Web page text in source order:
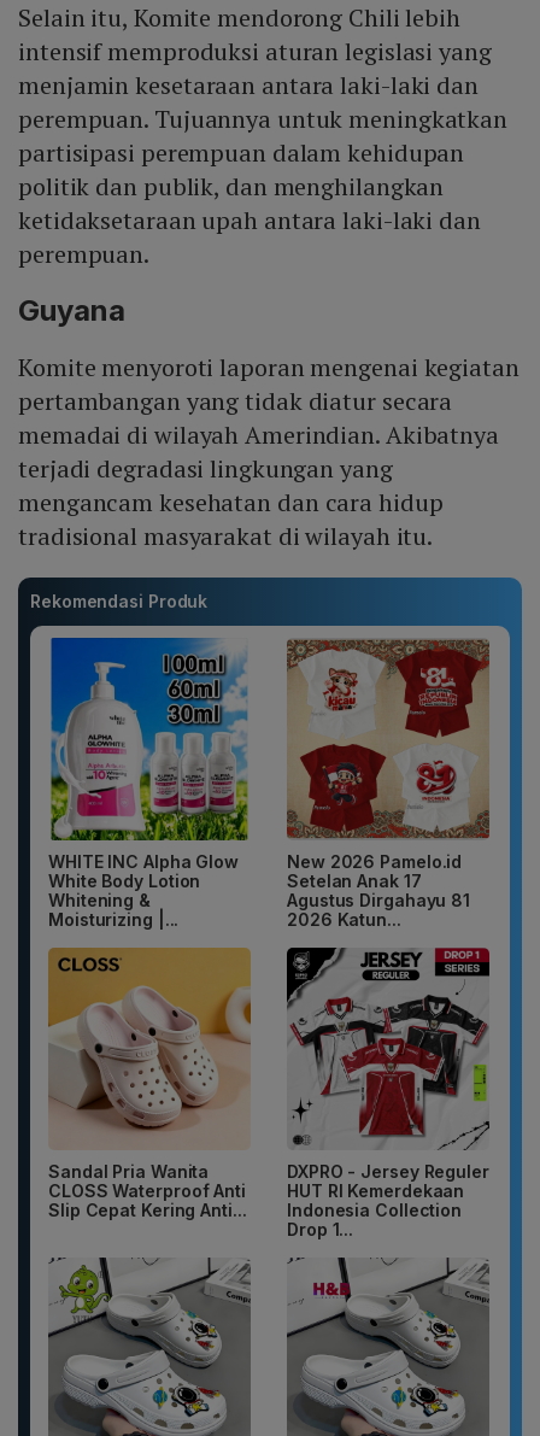
Selain itu, Komite mendorong Chili lebih
intensif memproduksi aturan legislasi yang
menjamin kesetaraan antara laki-laki dan
perempuan. Tujuannya untuk meningkatkan
partisipasi perempuan dalam kehidupan
politik dan publik, dan menghilangkan
ketidaksetaraan upah antara laki-laki dan
perempuan.
Guyana
Komite menyoroti laporan mengenai kegiatan
pertambangan yang tidak diatur secara
memadai di wilayah Amerindian. Akibatnya
terjadi degradasi lingkungan yang
mengancam kesehatan dan cara hidup
tradisional masyarakat di wilayah itu.
Rekomendasi Produk
WHITE INC Alpha Glow
White Body Lotion
Whitening &
Moisturizing |...
New 2026 Pamelo.id
Setelan Anak 17
Agustus Dirgahayu 81
2026 Katun...
Sandal Pria Wanita
CLOSS Waterproof Anti
Slip Cepat Kering Anti...
DXPRO - Jersey Reguler
HUT RI Kemerdekaan
Indonesia Collection
Drop 1...